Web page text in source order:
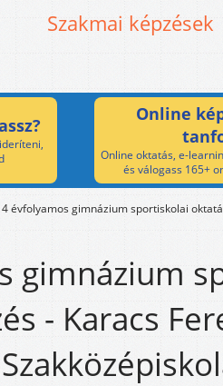
Szakmai képzések
Online
Online oktatás, e-
és válogass 165+
4 évfolyamos gimnázium sportiskolai
gimnázium
- Karacs